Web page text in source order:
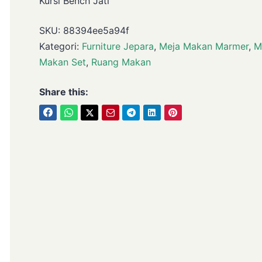
SKU: 88394ee5a94f
Kategori: Furniture Jepara, Meja Makan Marmer,
Makan Set, Ruang Makan
Share this: